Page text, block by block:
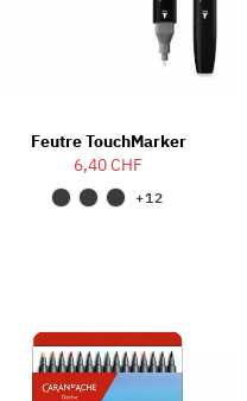
Feutre TouchMarker
6,40 CHF
+12